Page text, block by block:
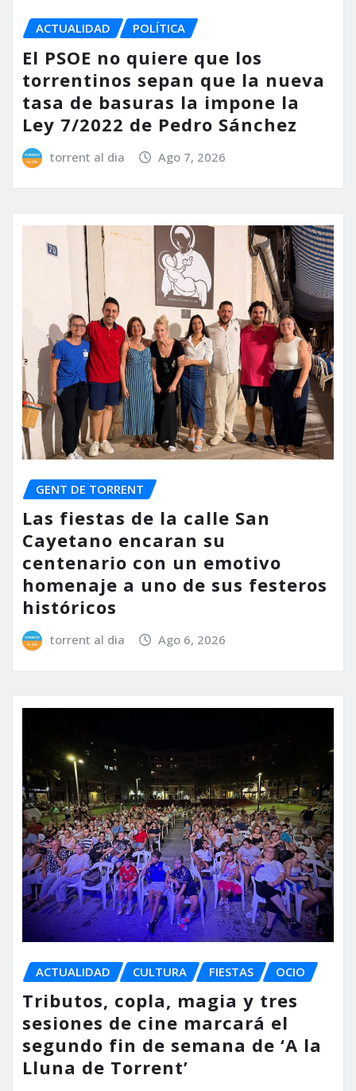
ACTUALIDAD POLÍTICA
El PSOE no quiere que los
torrentinos sepan que la nueva
tasa de basuras la impone la
Ley 7/2022 de Pedro Sánchez
torrent al dia Ago 7, 2026
GENT DE TORRENT
Las fiestas de la calle San
Cayetano encaran su
centenario con un emotivo
homenaje a uno de sus festeros
históricos
torrent al dia Ago 6, 2026
ACTUALIDAD CULTURA FIESTAS OCIO
Tributos, copla, magia y tres
sesiones de cine marcará el
segundo fin de semana de ‘A la
Lluna de Torrent’